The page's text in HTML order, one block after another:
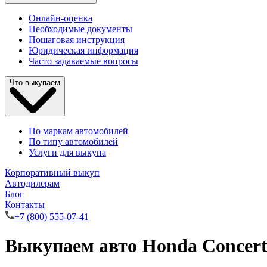
Онлайн-оценка
Необходимые документы
Пошаговая инструкция
Юридическая информация
Часто задаваемые вопросы
Что выкупаем
По маркам автомобилей
По типу автомобилей
Услуги для выкупа
Корпоративный выкуп
Автодилерам
Блог
Контакты
+7 (800) 555-07-41
Выкупаем авто Honda